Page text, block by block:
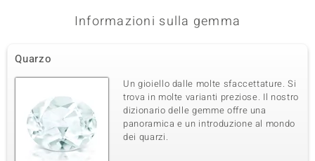
Varietà delle gemme
Topazio Bianco 16 à 1 mm
0,089 ct
Taglio
Taglio Brillante Rotondo
Montatura
pavé
Origine
Brasilien
Informazioni sulla gemma
Quarzo
Un gioiello dalle molte sfaccettature. Si
trova in molte varianti preziose. Il nostro
dizionario delle gemme offre una
panoramica e un introduzione al mondo
dei quarzi.